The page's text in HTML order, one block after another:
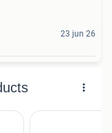
23 jun 26